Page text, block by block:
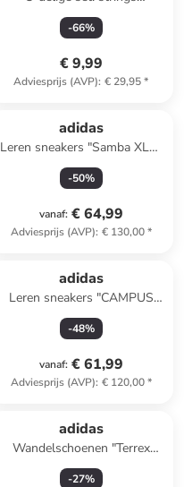
lichtblauw/lichtbruin/zwart
-66%
€ 9,99
Adviesprijs (AVP): € 29,95*
adidas
Leren sneakers "Samba XLG"
beige/wit
-50%
vanaf: € 64,99
Adviesprijs (AVP): € 130,00*
adidas
Leren sneakers "CAMPUS
00s" kaki
-48%
vanaf: € 61,99
Adviesprijs (AVP): € 120,00*
adidas
Wandelschoenen "Terrex
Anylander" kaki
-27%